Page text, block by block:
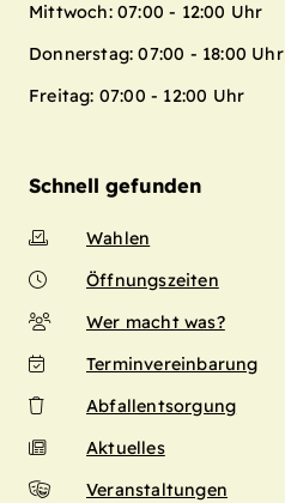
Mittwoch: 07:00 - 12:00 Uhr
Donnerstag: 07:00 - 18:00 Uhr
Freitag: 07:00 - 12:00 Uhr
Schnell gefunden
Wahlen
Öffnungszeiten
Wer macht was?
Terminvereinbarung
Abfallentsorgung
Aktuelles
Veranstaltungen